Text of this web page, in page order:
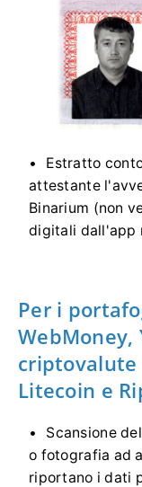
Estratto
attestante
Binarium (non
digitali dall'app
Per i
WebMoney,
criptovalute
Litecoin e
Scansione
o fotografia ad
riportano i dati